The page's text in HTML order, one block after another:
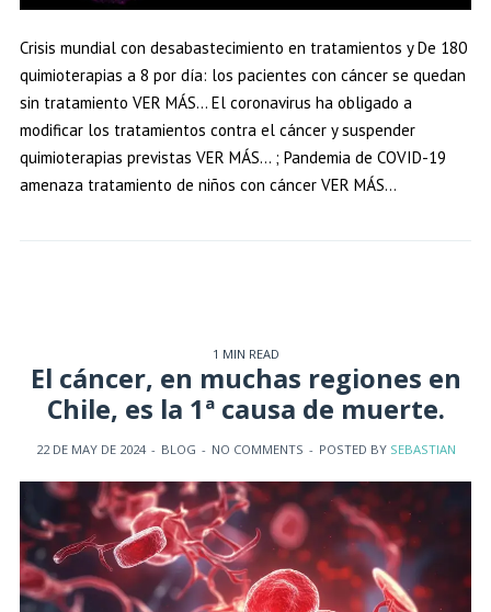
Crisis mundial con desabastecimiento en tratamientos y De 180
quimioterapias a 8 por día: los pacientes con cáncer se quedan
sin tratamiento VER MÁS… El coronavirus ha obligado a
modificar los tratamientos contra el cáncer y suspender
quimioterapias previstas VER MÁS… ; Pandemia de COVID-19
amenaza tratamiento de niños con cáncer VER MÁS…
1 MIN READ
El cáncer, en muchas regiones en
Chile, es la 1ª causa de muerte.
22 DE MAY DE 2024 - BLOG - NO COMMENTS - POSTED BY SEBASTIAN